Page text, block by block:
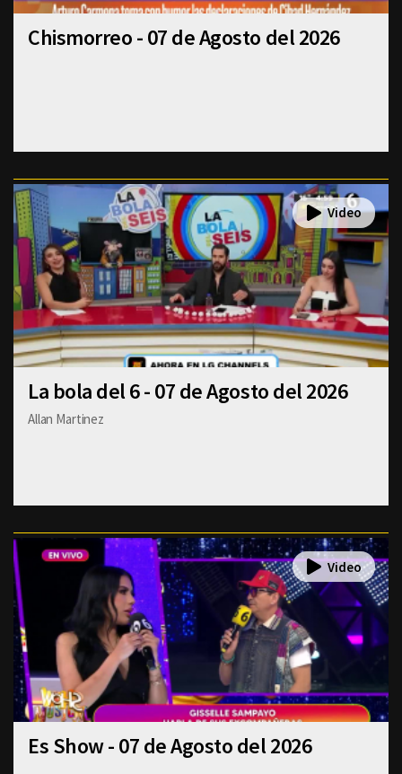
Chismorreo - 07 de Agosto del 2026
La bola del 6 - 07 de Agosto del 2026
Allan Martinez
Es Show - 07 de Agosto del 2026